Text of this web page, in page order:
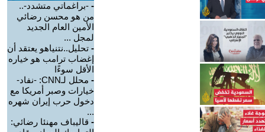
- -براغماتي متشدد-..
من هو محسن رضائي
الأمين العام الجديد
لمجل ...
- تحليل..نتنياهو يعتقد أن
إغضاب ترامب هو خياره
الأقل سوءًا
-
محلل لـCNN: -نفاد-
خيارات وصبر أمريكا مع
دخول حرب إيران شهره
...
- قاليباف مهنئا رضائي: